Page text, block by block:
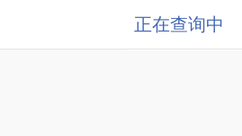
正在查询中